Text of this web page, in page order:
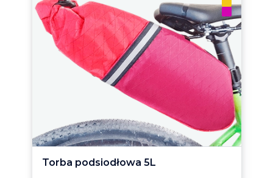
Torba podsiodłowa 5L